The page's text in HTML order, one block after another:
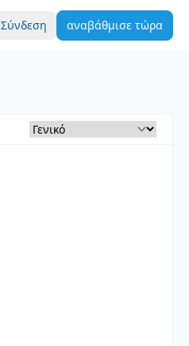
Σύνδεση αναβάθμισε τώρα